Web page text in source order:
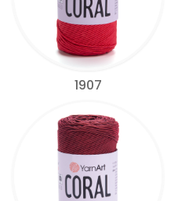
1907